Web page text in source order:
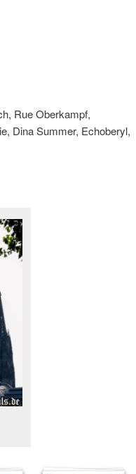
Rue Oberkampf,
Dina Summer, Echoberyl,